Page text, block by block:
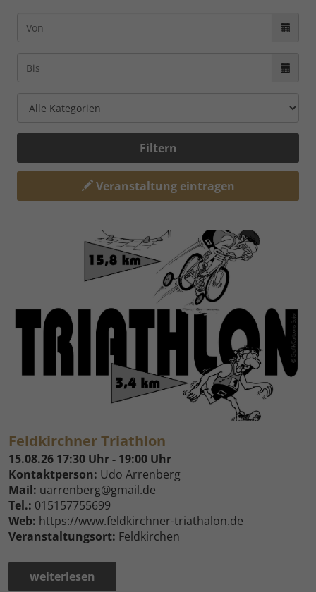
Filtern
Veranstaltung eintragen
Feldkirchner Triathlon
15.08.26 17:30 Uhr - 19:00 Uhr
Kontaktperson: Udo Arrenberg
Mail: uarrenberg@gmail.de
Tel.: 015157755699
Web: https://www.feldkirchner-triathalon.de
Veranstaltungsort: Feldkirchen
weiterlesen